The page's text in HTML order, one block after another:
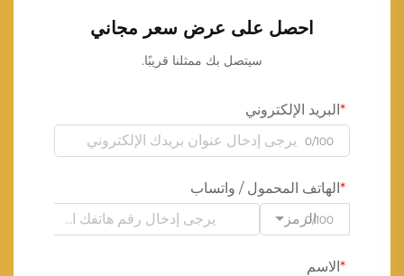
احصل على عرض سعر مجاني
سيتصل بك ممثلنا قريبًا.
البريد الإلكتروني
0/100
الهاتف المحمول / واتساب
الرمز0/100
الاسم